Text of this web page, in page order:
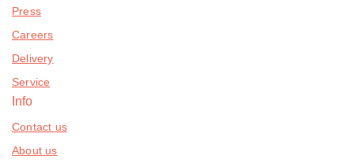
Press
Careers
Delivery
Service
Info
Contact us
About us